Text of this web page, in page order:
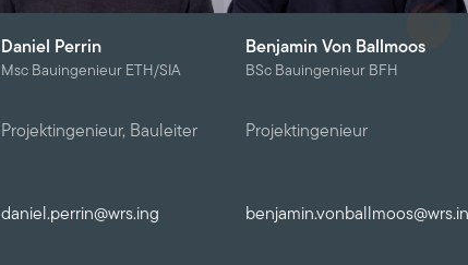
Daniel Perrin
Msc Bauingenieur ETH/SIA
Projektingenieur, Bauleiter
daniel.perrin@wrs.ing
Benjamin Von Ballmoos
BSc Bauingenieur BFH
Projektingenieur